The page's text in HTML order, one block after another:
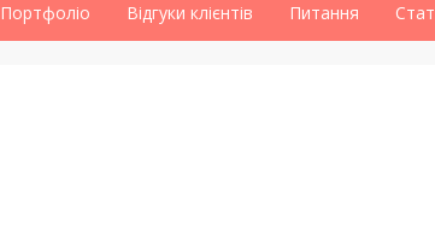
Портфоліо Відгуки клієнтів Питання